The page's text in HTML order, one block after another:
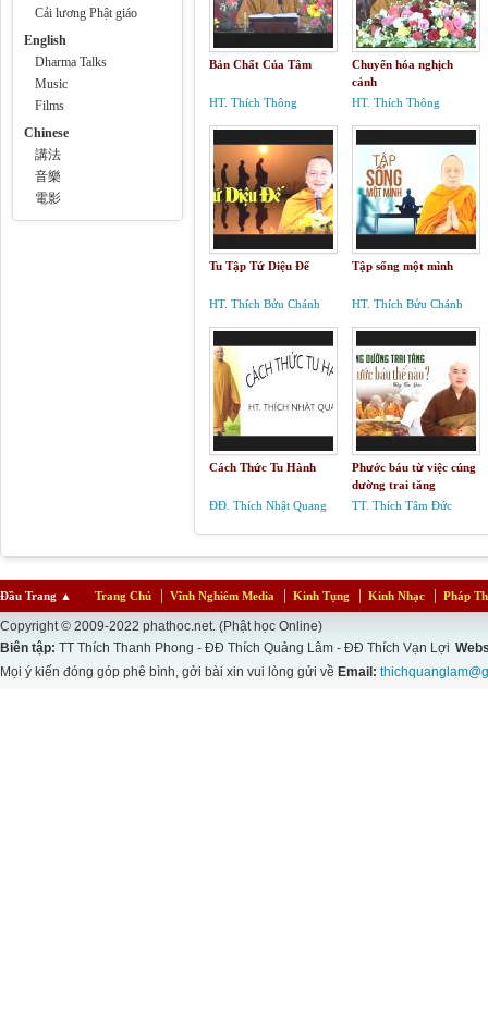
Cải lương Phật giáo
English
Dharma Talks
Music
Films
Chinese
講法
音樂
電影
Bản Chất Của Tâm
HT. Thích Thông
Chuyển hóa nghịch
cảnh
HT. Thích Thông
Tu Tập Tứ Diệu Đế
HT. Thích Bửu Chánh
Tập sống một mình
HT. Thích Bửu Chánh
Cách Thức Tu Hành
ĐĐ. Thích Nhật Quang
Phước báu từ việc cúng
dường trai tăng
TT. Thích Tâm Đức
Đầu Trang ▲ Trang Chủ Vĩnh Nghiêm Media Kinh Tụng Kinh Nhạc Pháp
Copyright © 2009-2022 phathoc.net. (Phật học Online)
Biên tập: TT Thích Thanh Phong - ĐĐ Thích Quảng Lâm - ĐĐ Thích Vạn Lợi
Mọi ý kiến đóng góp phê bình, gởi bài xin vui lòng gửi về Email: